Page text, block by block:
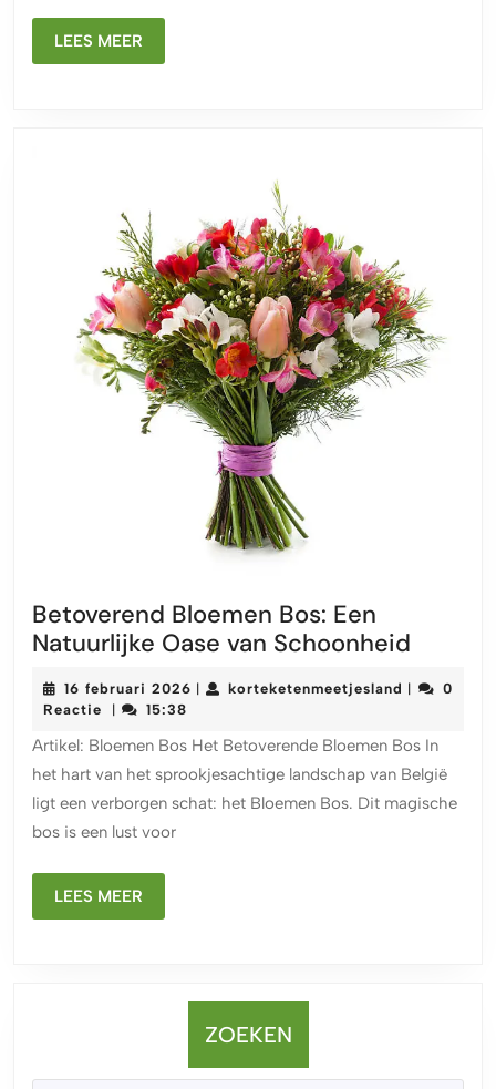
LEES MEER
MEER
Betoverend Bloemen Bos: Een
Natuurlijke Oase van Schoonheid
Bos:
Oase
van
16 februari 2026 16| korteketenmeetjesland |
0
Reactie
| 15:38
Artikel: Bloemen Bos Het Betoverende Bloemen Bos In
het hart van het sprookjesachtige landschap van België
ligt een verborgen schat: het Bloemen Bos. Dit magische
bos is een lust voor
LEES MEER
MEER
ZOEKEN